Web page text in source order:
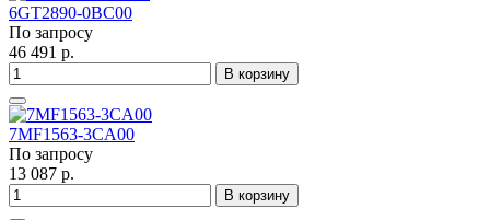
6GT2890-0BC00
По запросу
46 491 р.
В корзину
7MF1563-3CA00
По запросу
13 087 р.
В корзину